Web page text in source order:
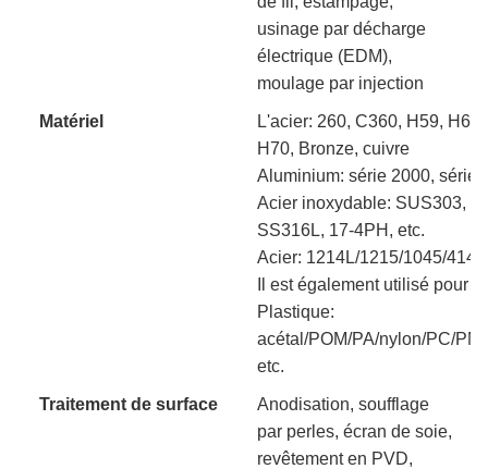
usinage par décharge
électrique (EDM),
moulage par injection
Matériel
L'acier: 260, C360, H59,
H70, Bronze, cuivre
Aluminium: série 2000, série
Acier inoxydable: SUS303,
SS316L, 17-4PH, etc.
Acier: 1214L/1215/1045/
Il est également utilisé pour
Plastique:
acétal/POM/PA/nylon/PC/
etc.
Traitement de surface
Anodisation, soufflage
par perles, écran de soie,
revêtement en PVD,